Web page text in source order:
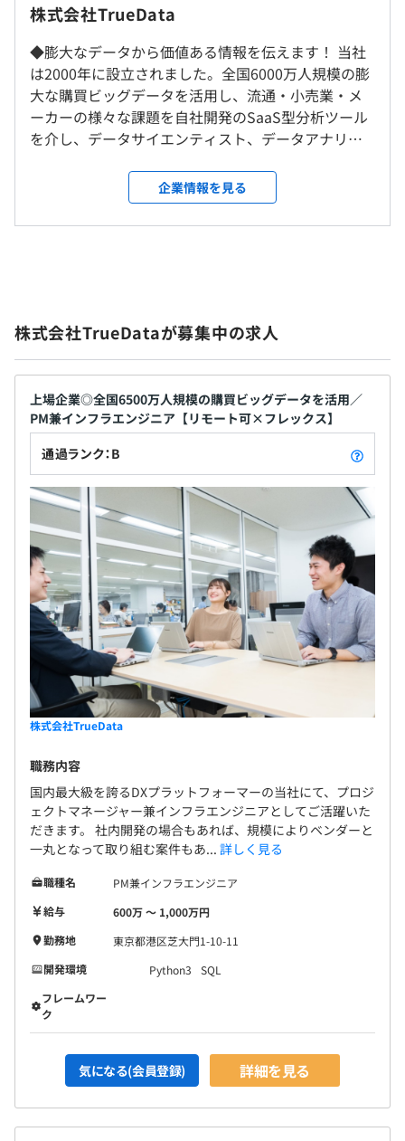
タをもとに「現場で使える」情報をかんたんビジュアル表
示するツール
『Shopping Scan』：商品ごと、店舗ごとの購買行動が
簡単に分かるツール
『Potential Scan』：消費者データに基づいて顧客の潜在
的なニーズを捉え、新たなビジネスチャンスを発見するた
めの分析サービス
プロジェクトごとに選択
Ansible
BigQuery、Apache Hadoop
半期ごとの目標設定、振り返りによる評価をおこなってい
ます。
一人ひとりの強み、目標を大事に上長と一緒にキャリアを
考えていきます。
全社・・・107名
・データサイエンティスト部署・・・10名
平均3名～8名でプロジェクトをおこなっております。
就業場所の変更範囲
東京本社、および自宅
＜変更範囲＞
会社の定める場所（テレワークを行う場所を含む）
受動喫煙防止措置に関する事項
受動喫煙対策. 敷地内全面禁煙
（※想定年収は年収提示額を保証するものではありません）
9：30〜17：45
フレックス制（コアタイム10：30～15：00）
休憩時間：12:00~13:00（60分）
・年末年始休暇（６日）
・有給休暇
・慶弔休暇
・育児休業
・通勤費（全額支給）
・残業手当（全額支給）
年2回
昇給査定：年1回（6月）
・健康保険
・厚生年金
・雇用保険
・労災保険
無期雇用
4カ月
研修の有無及び内容
リーダーシップ研修、新入社員研修、コンプライアンス研
修、個人情報保護研修、OJT、社内勉強会など
自己啓発支援の有無及びその内容
または毎月2万円の資格手当支給。資格手当の上限月10万
メンター制度の有無
なし
前年度の月平均所定外労働時間の実績
13.0時間
前年度の有給休暇の平均取得日数
15.0日
前事業年度の育児休業取得者数／出産者数
男性4人/5人
女性5人/5人
役員及び管理的地位にある者に占める女性の割合
役員37.5%
管理職16.0%
株式会社TrueData
◆膨大なデータから価値ある情報を伝えます！ 当社
は2000年に設立されました。全国6000万人規模の膨
大な購買ビッグデータを活用し、流通・小売業・メ
ーカーの様々な課題を自社開発のSaaS型分析ツール
を介し、データサイエンティスト、データアナリス
ションを提供しています。 ◆最先端技術でスキルア
ップ！ 当社は、膨大な購買ビッグデータを効率よく
活用するために、最新技術を導入しています。常に最
満、9割の社員が在宅勤務を実施しているため、ワー
クライフバランスも充実させながら柔軟な働き方で
実現できます！ ◆社員の入社の決め手！ ①上流から
下流工程全てに関われること！ ②面白くて価値のあ
るサービスを提供していること！ ③風通しがよく忌
憚なく意見をあげやすい社風！
企業情報を見る
株式会社TrueDataが募集中の求人
上場企業◎全国6500万人規模の購買ビッグデータを活用／
PM兼インフラエンジニア【リモート可×フレックス】
通過ランク：B
株式会社TrueData
職務内容
国内最大級を誇るDXプラットフォーマーの当社にて、プロジ
ェクトマネージャー兼インフラエンジニアとしてご活躍いた
だきます。 社内開発の場合もあれば、規模によりベンダーと
一丸となって取り組む案件もあ... 詳しく見る
職種名
PM兼インフラエンジニア
給与
600万 〜 1,000万円
勤務地
東京都港区芝大門1-10-11
開発環境
Python3
SQL
フレームワー
ク
気になる(会員登録) 詳細を見る